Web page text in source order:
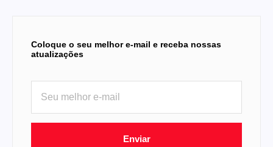
Coloque o seu melhor e-mail e receba nossas
atualizações
Enviar